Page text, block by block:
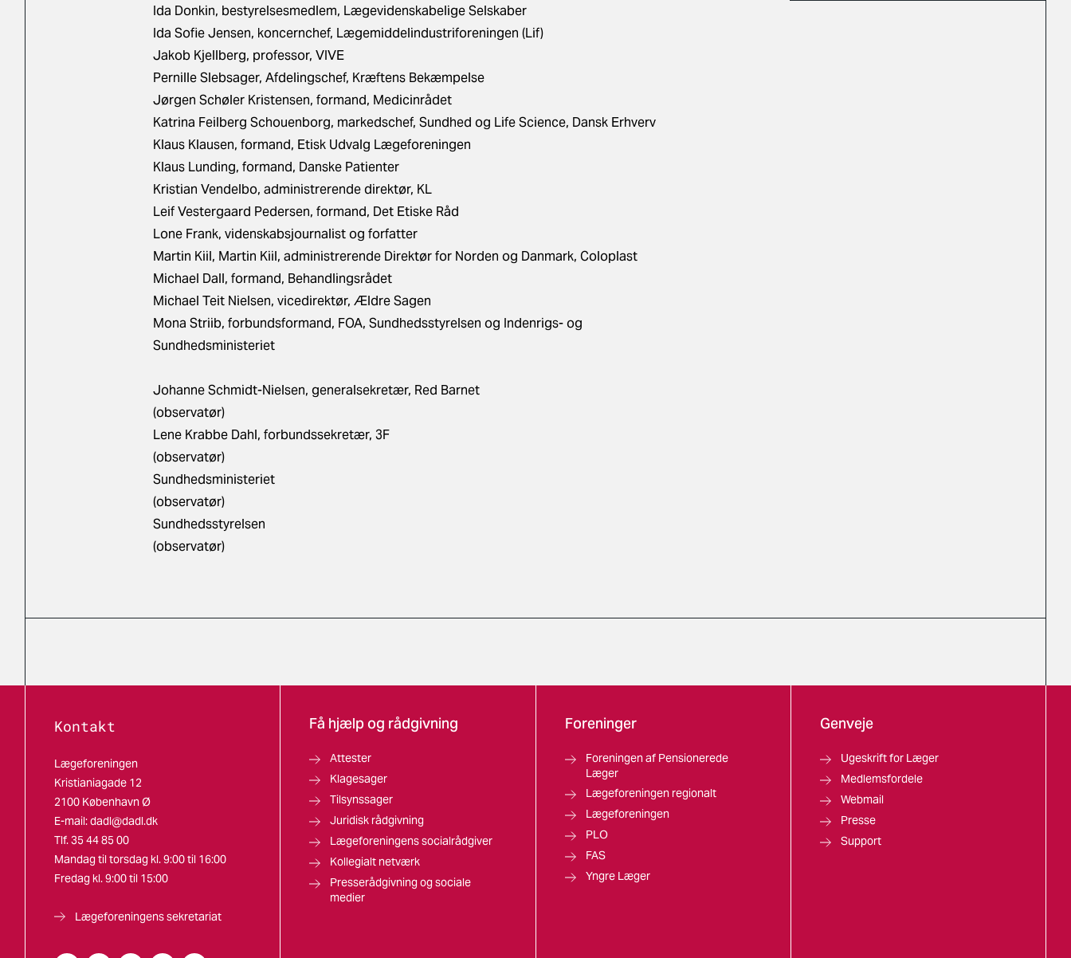
Ida Donkin, bestyrelsesmedlem, Lægevidenskabelige Selskaber
Ida Sofie Jensen, koncernchef, Lægemiddelindustriforeningen (Lif)
Jakob Kjellberg, professor, VIVE
Pernille Slebsager, Afdelingschef, Kræftens Bekæmpelse
Jørgen Schøler Kristensen, formand, Medicinrådet
Katrina Feilberg Schouenborg, markedschef, Sundhed og Life Science, Dansk Erhverv
Klaus Klausen, formand, Etisk Udvalg Lægeforeningen
Klaus Lunding, formand, Danske Patienter
Kristian Vendelbo, administrerende direktør, KL
Leif Vestergaard Pedersen, formand, Det Etiske Råd
Lone Frank, videnskabsjournalist og forfatter
Martin Kiil, Martin Kiil, administrerende Direktør for Norden og Danmark, Coloplast
Michael Dall, formand, Behandlingsrådet
Michael Teit Nielsen, vicedirektør, Ældre Sagen
Mona Striib, forbundsformand, FOA, Sundhedsstyrelsen og Indenrigs- og
Sundhedsministeriet
Johanne Schmidt-Nielsen, generalsekretær, Red Barnet
(observatør)
Lene Krabbe Dahl, forbundssekretær, 3F
(observatør)
Sundhedsministeriet
(observatør)
Sundhedsstyrelsen
(observatør)
Kontakt
Lægeforeningen
Kristianiagade 12
2100 København Ø
E-mail:dadl@dadl.dk
Tlf. 35 44 85 00
Mandag til torsdag kl. 9:00 til 16:00
Fredag kl. 9:00 til 15:00
Lægeforeningens sekretariat
Få hjælp og rådgivning
Attester
Klagesager
Tilsynssager
Juridisk rådgivning
Lægeforeningens socialrådgiver
Kollegialt netværk
Presserådgivning og sociale
medier
Foreninger
Foreningen af Pensionerede
Læger
Lægeforeningen regionalt
Lægeforeningen
PLO
FAS
Yngre Læger
Genveje
Ugeskrift for Læger
Medlemsfordele
Webmail
Presse
Support